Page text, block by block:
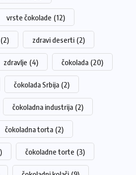
vrste čokolade (12)
(2) zdravi deserti (2)
zdravlje (4) čokolada (20)
čokolada Srbija (2)
čokoladna industrija (2)
čokoladna torta (2)
čokoladne torte (3)